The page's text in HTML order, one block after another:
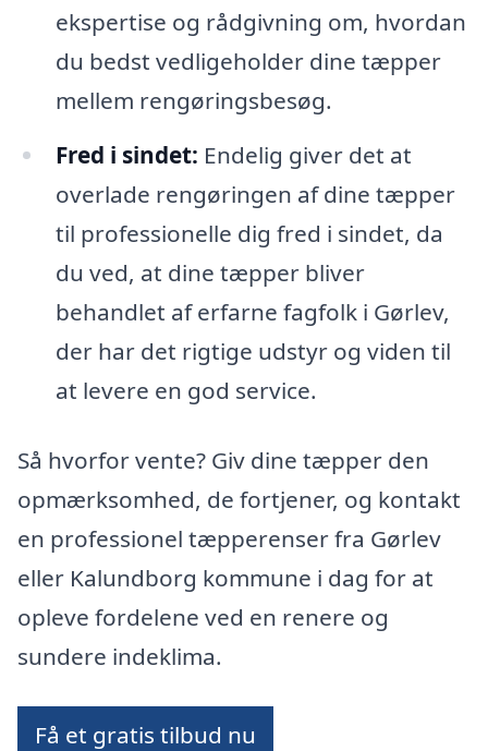
ekspertise og rådgivning om, hvordan
du bedst vedligeholder dine tæpper
mellem rengøringsbesøg.
Fred i sindet: Endelig giver det at
overlade rengøringen af dine tæpper
til professionelle dig fred i sindet, da
du ved, at dine tæpper bliver
behandlet af erfarne fagfolk i Gørlev,
der har det rigtige udstyr og viden til
at levere en god service.
Så hvorfor vente? Giv dine tæpper den
opmærksomhed, de fortjener, og kontakt
en professionel tæpperenser fra Gørlev
eller Kalundborg kommune i dag for at
opleve fordelene ved en renere og
sundere indeklima.
Få et gratis tilbud nu